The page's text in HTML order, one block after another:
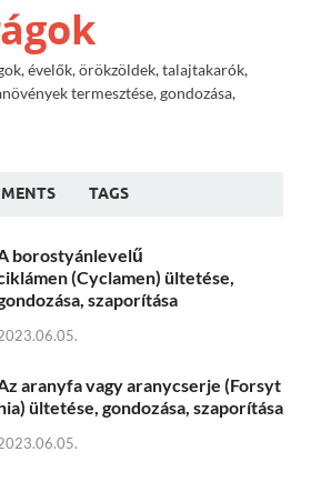
évelők, örökzöldek, talajtakarók,
termesztése, gondozása,
TAGS
borostyánlevelű
(Cyclamen) ültetése,
szaporítása
aranyfa vagy aranycserje (Forsyt
ültetése, gondozása, szaporítása